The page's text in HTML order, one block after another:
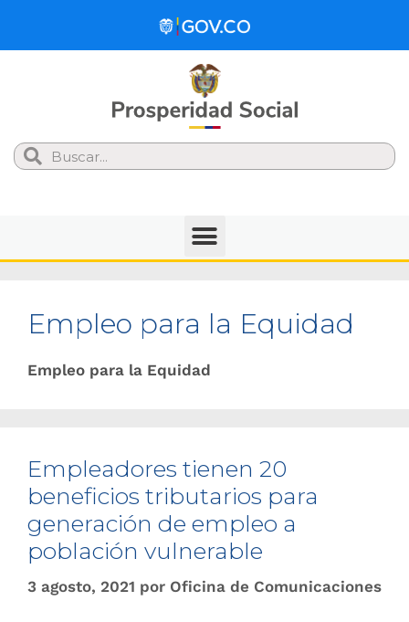
Search
Empleo para la Equidad
Empleo para la Equidad
Empleadores tienen 20
beneficios tributarios para
generación de empleo a
población vulnerable
3 agosto, 2021 por Oficina de Comunicaciones